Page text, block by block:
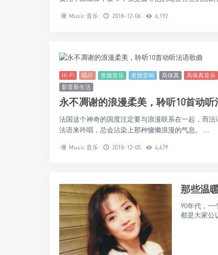
激昂的……它承载了生活中太多的悲欢离合、喜怒哀
Hi-Fi 唱片 发烧音乐 发烧音响 高保真 高保真音乐
影音新生活
无法忘怀的经典，来自台湾乐坛的华
在那个粉红回忆的年代，台湾音乐真的成为了主流
费翔，陈淑桦，蔡琴，张艾嘉等他们现在有些仍活
Music 音乐 2018-12-06 6,192
Hi-Fi 唱片 发烧音乐 发烧音响 高保真音乐
影音新生活
永不凋谢的浪漫柔美，聆听10首动听
法国这个神奇的国度注定要与浪漫联系在一起，而
法语来吟唱，总会沾染上那种慵懒浪漫的气息。 ...